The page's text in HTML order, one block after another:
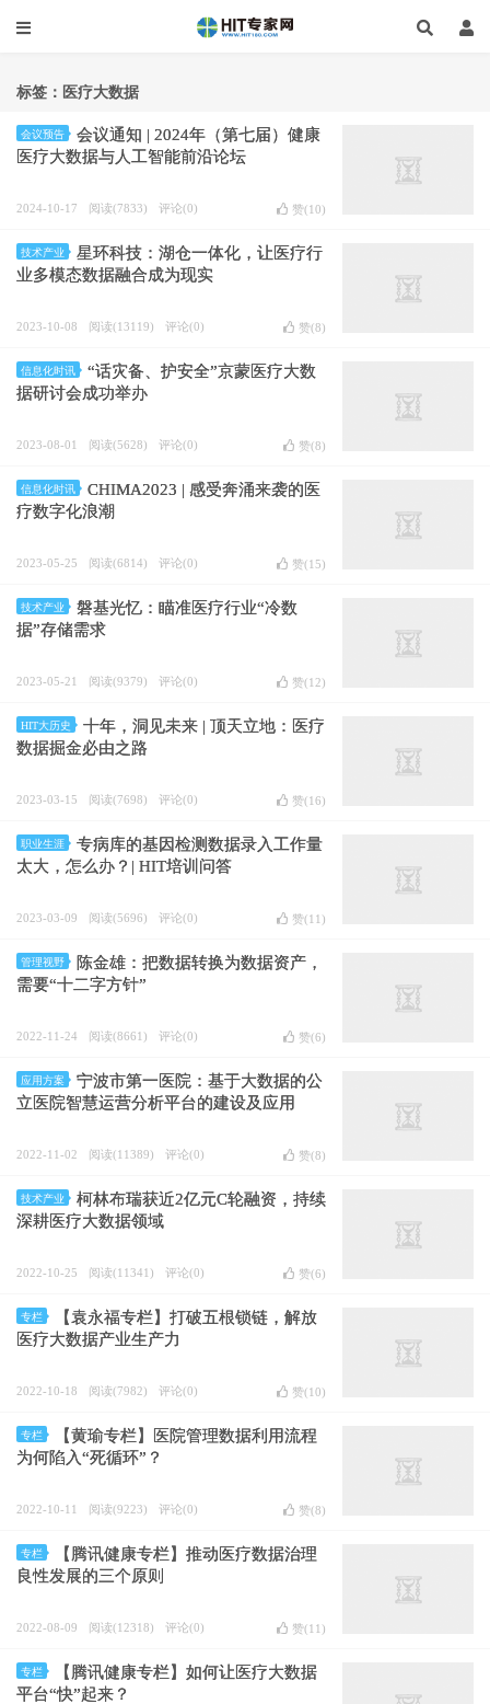
标签：医疗大数据
会议预告
会议通知 | 2024年（第七届）健康
医疗大数据与人工智能前沿论坛
2024-10-17 阅读(7833) 评论(0) 赞(10)
技术产业
星环科技：湖仓一体化，让医疗行
业多模态数据融合成为现实
2023-10-08 阅读(13119) 评论(0) 赞(8)
信息化时讯
“话灾备、护安全”京蒙医疗大数
据研讨会成功举办
2023-08-01 阅读(5628) 评论(0) 赞(8)
信息化时讯
CHIMA2023 | 感受奔涌来袭的医
疗数字化浪潮
2023-05-25 阅读(6814) 评论(0) 赞(15)
技术产业
磐基光忆：瞄准医疗行业“冷数
据”存储需求
2023-05-21 阅读(9379) 评论(0) 赞(12)
HIT大历史
十年，洞见未来 | 顶天立地：医疗
数据掘金必由之路
2023-03-15 阅读(7698) 评论(0) 赞(16)
职业生涯
专病库的基因检测数据录入工作量
太大，怎么办？| HIT培训问答
2023-03-09 阅读(5696) 评论(0) 赞(11 )
管理视野
陈金雄：把数据转换为数据资产，
需要“十二字方针”
2022-11-24 阅读(8661) 评论(0) 赞(6)
应用方案
宁波市第一医院：基于大数据的公
立医院智慧运营分析平台的建设及应用
2022-11-02 阅读(11389) 评论(0) 赞(8)
技术产业
柯林布瑞获近2亿元C轮融资，持续
深耕医疗大数据领域
2022-10-25 阅读(11341) 评论(0) 赞(6)
专栏
【袁永福专栏】打破五根锁链，解放
医疗大数据产业生产力
2022-10-18 阅读(7982) 评论(0) 赞(10)
专栏
【黄瑜专栏】医院管理数据利用流程
为何陷入“死循环”？
2022-10-11 阅读(9223) 评论(0) 赞(8)
专栏
【腾讯健康专栏】推动医疗数据治理
良性发展的三个原则
2022-08-09 阅读(12318) 评论(0) 赞(11 )
专栏
【腾讯健康专栏】如何让医疗大数据
平台“快”起来？